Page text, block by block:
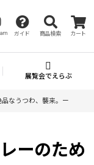
ガイド 商品検索 カート
展覧会でえらぶ
品なうつわ、襲来。ー
ーのため